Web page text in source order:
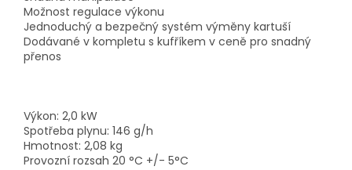
Možnost regulace výkonu
Jednoduchý a bezpečný systém výměny kartuší
Dodávané v kompletu s kufříkem v ceně pro snadný
přenos
Výkon: 2,0 kW
Spotřeba plynu: 146 g/h
Hmotnost: 2,08 kg
Provozní rozsah 20 °C +/- 5°C